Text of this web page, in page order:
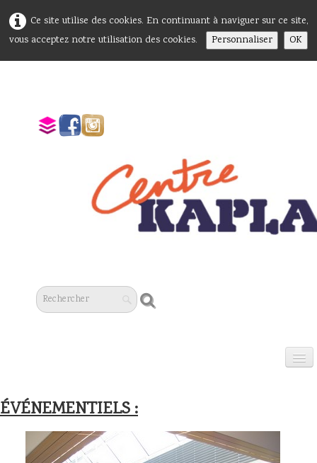
Ce site utilise des cookies. En continuant à naviguer sur ce site,
vous acceptez notre utilisation des cookies.
Personnaliser OK
LES ANIMATIONS
ÉVÉNEMENTIELS
ÉVÉNEMENTIELS :